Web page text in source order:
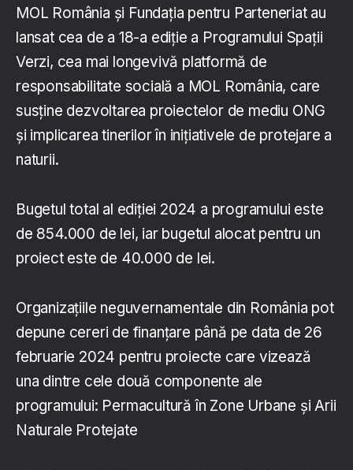
MOL România şi Fundaţia pentru Parteneriat au
lansat cea de a 18-a ediţie a Programului Spaţii
Verzi, cea mai longevivă platformă de
responsabilitate socială a MOL România, care
susţine dezvoltarea proiectelor de mediu ONG
şi implicarea tinerilor în iniţiativele de protejare a
naturii.
Bugetul total al ediției 2024 a programului este
de 854.000 de lei, iar bugetul alocat pentru un
proiect este de 40.000 de lei.
Organizaţiile neguvernamentale din România pot
depune cereri de finanţare până pe data de 26
februarie 2024 pentru proiecte care vizează
una dintre cele două componente ale
programului: Permacultură în Zone Urbane şi Arii
Naturale Protejate